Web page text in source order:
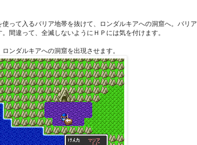
って入るバリア地帯を抜けて、ロンダルキアへの洞窟へ。バリア
間違って、全滅しないようにＨＰには気を付けます。
ンダルキアへの洞窟を出現させます。